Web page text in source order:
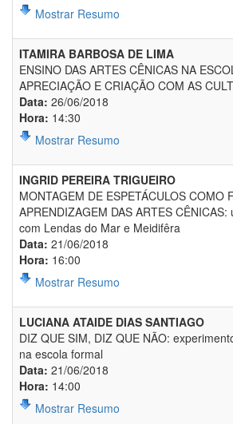
Mostrar Resumo
ITAMIRA BARBOSA DE LIMA
ENSINO DAS ARTES CÊNICAS NA
APRECIAÇÃO E CRIAÇÃO COM AS
Data: 26/06/2018
Hora: 14:30
Mostrar Resumo
INGRID PEREIRA TRIGUEIRO
MONTAGEM DE ESPETÁCULOS COMO
APRENDIZAGEM DAS ARTES
com Lendas do Mar e Meidifêra
Data: 21/06/2018
Hora: 16:00
Mostrar Resumo
LUCIANA ATAIDE DIAS SANTIAGO
DIZ QUE SIM, DIZ QUE NÃO:
na escola formal
Data: 21/06/2018
Hora: 14:00
Mostrar Resumo